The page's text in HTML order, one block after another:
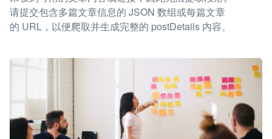
请提交包含多篇文章信息的 JSON 数组或每篇文章
的 URL，以便爬取并生成完整的 postDetails 内容。